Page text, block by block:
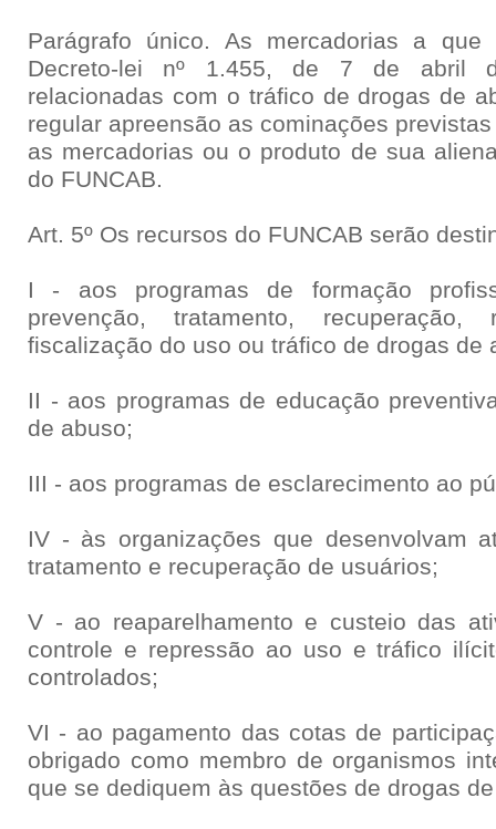
Parágrafo único. As mercadorias a
Decreto-lei nº 1.455, de 7 de abril
relacionadas com o tráfico de drogas de
regular apreensão as cominações
as mercadorias ou o produto de sua
do FUNCAB.
Art. 5º Os recursos do FUNCAB serão
I - aos programas de formação
prevenção, tratamento,
fiscalização do uso ou tráfico de drogas de
II - aos programas de educação
de abuso;
III - aos programas de esclarecimento ao
IV - às organizações que desenvolvam
tratamento e recuperação de usuários;
V - ao reaparelhamento e custeio das
controle e repressão ao uso e tráfico
controlados;
VI - ao pagamento das cotas de
obrigado como membro de organismos
que se dediquem às questões de drogas